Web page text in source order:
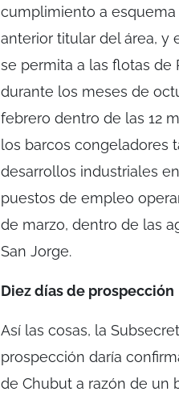
cumplimiento a
anterior titular del área, y
se permita a las flotas de
durante los meses de
febrero dentro de las 12
los barcos congeladores
desarrollos industriales
puestos de empleo
de marzo, dentro de las
San Jorge.
Diez días de prospección
Así las cosas, la
prospección daría
de Chubut a razón de un